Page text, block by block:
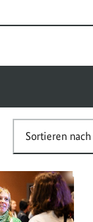
Sortieren nach